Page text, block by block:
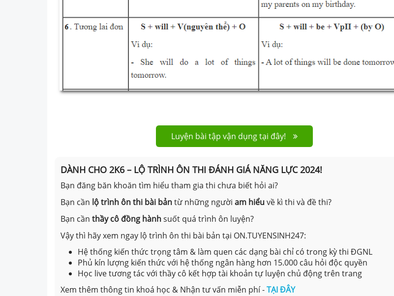
Luyện bài tập vận dụng tại đây!
DÀNH CHO 2K6 – LỘ TRÌNH ÔN THI ĐÁNH GIÁ NĂNG LỰC 2024!
Bạn đăng băn khoăn tìm hiểu tham gia thi chưa biết hỏi ai?
Bạn cần lộ trình ôn thi bài bảntừ những người am hiểuvề kì thi và đề thi?
Bạn cần thầy cô đồng hànhsuốt quá trình ôn luyện?
Vậy thì hãy xem ngay lộ trình ôn thi bài bản tại ON.TUYENSINH247:
Hệ thống kiến thức trọng tâm & làm quen các dạng bài chỉ có trong kỳ thi ĐGNL
Phủ kín lượng kiến thức với hệ thống ngân hàng hơn 15.000 câu hỏi độc quyền
Học live tương tác với thầy cô kết hợp tài khoản tự luyện chủ động trên trang
Xem thêm thông tin khoá học & Nhận tư vấn miễn phí -TẠI ĐÂY